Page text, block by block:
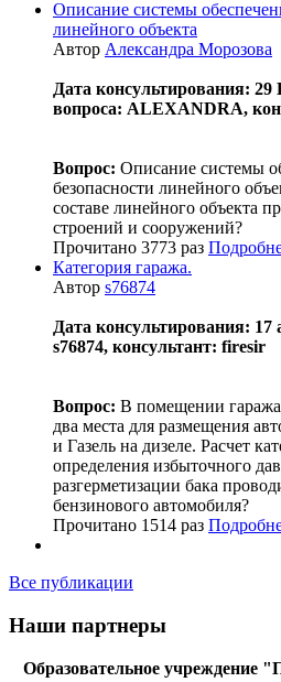
Описание системы
линейного объекта
Автор Александра Морозова
Дата консультирования: 29
вопроса: ALEXANDRA,
Вопрос: Описание системы
безопасности линейного
составе линейного объекта
строений и сооружений?
Прочитано 3773 раз
Категория гаража.
Автор s76874
Дата консультирования: 17
s76874, консультант: firesir
Вопрос: В помещении
два места для размещения
и Газель на дизеле. Расчет
определения избыточного
разгерметизации бака
бензинового автомобиля?
Прочитано 1514 раз
Все публикации
Наши партнеры
Образовательное учреждение